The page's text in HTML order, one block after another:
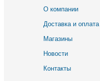
О компании
Доставка и оплата
Магазины
Новости
Контакты